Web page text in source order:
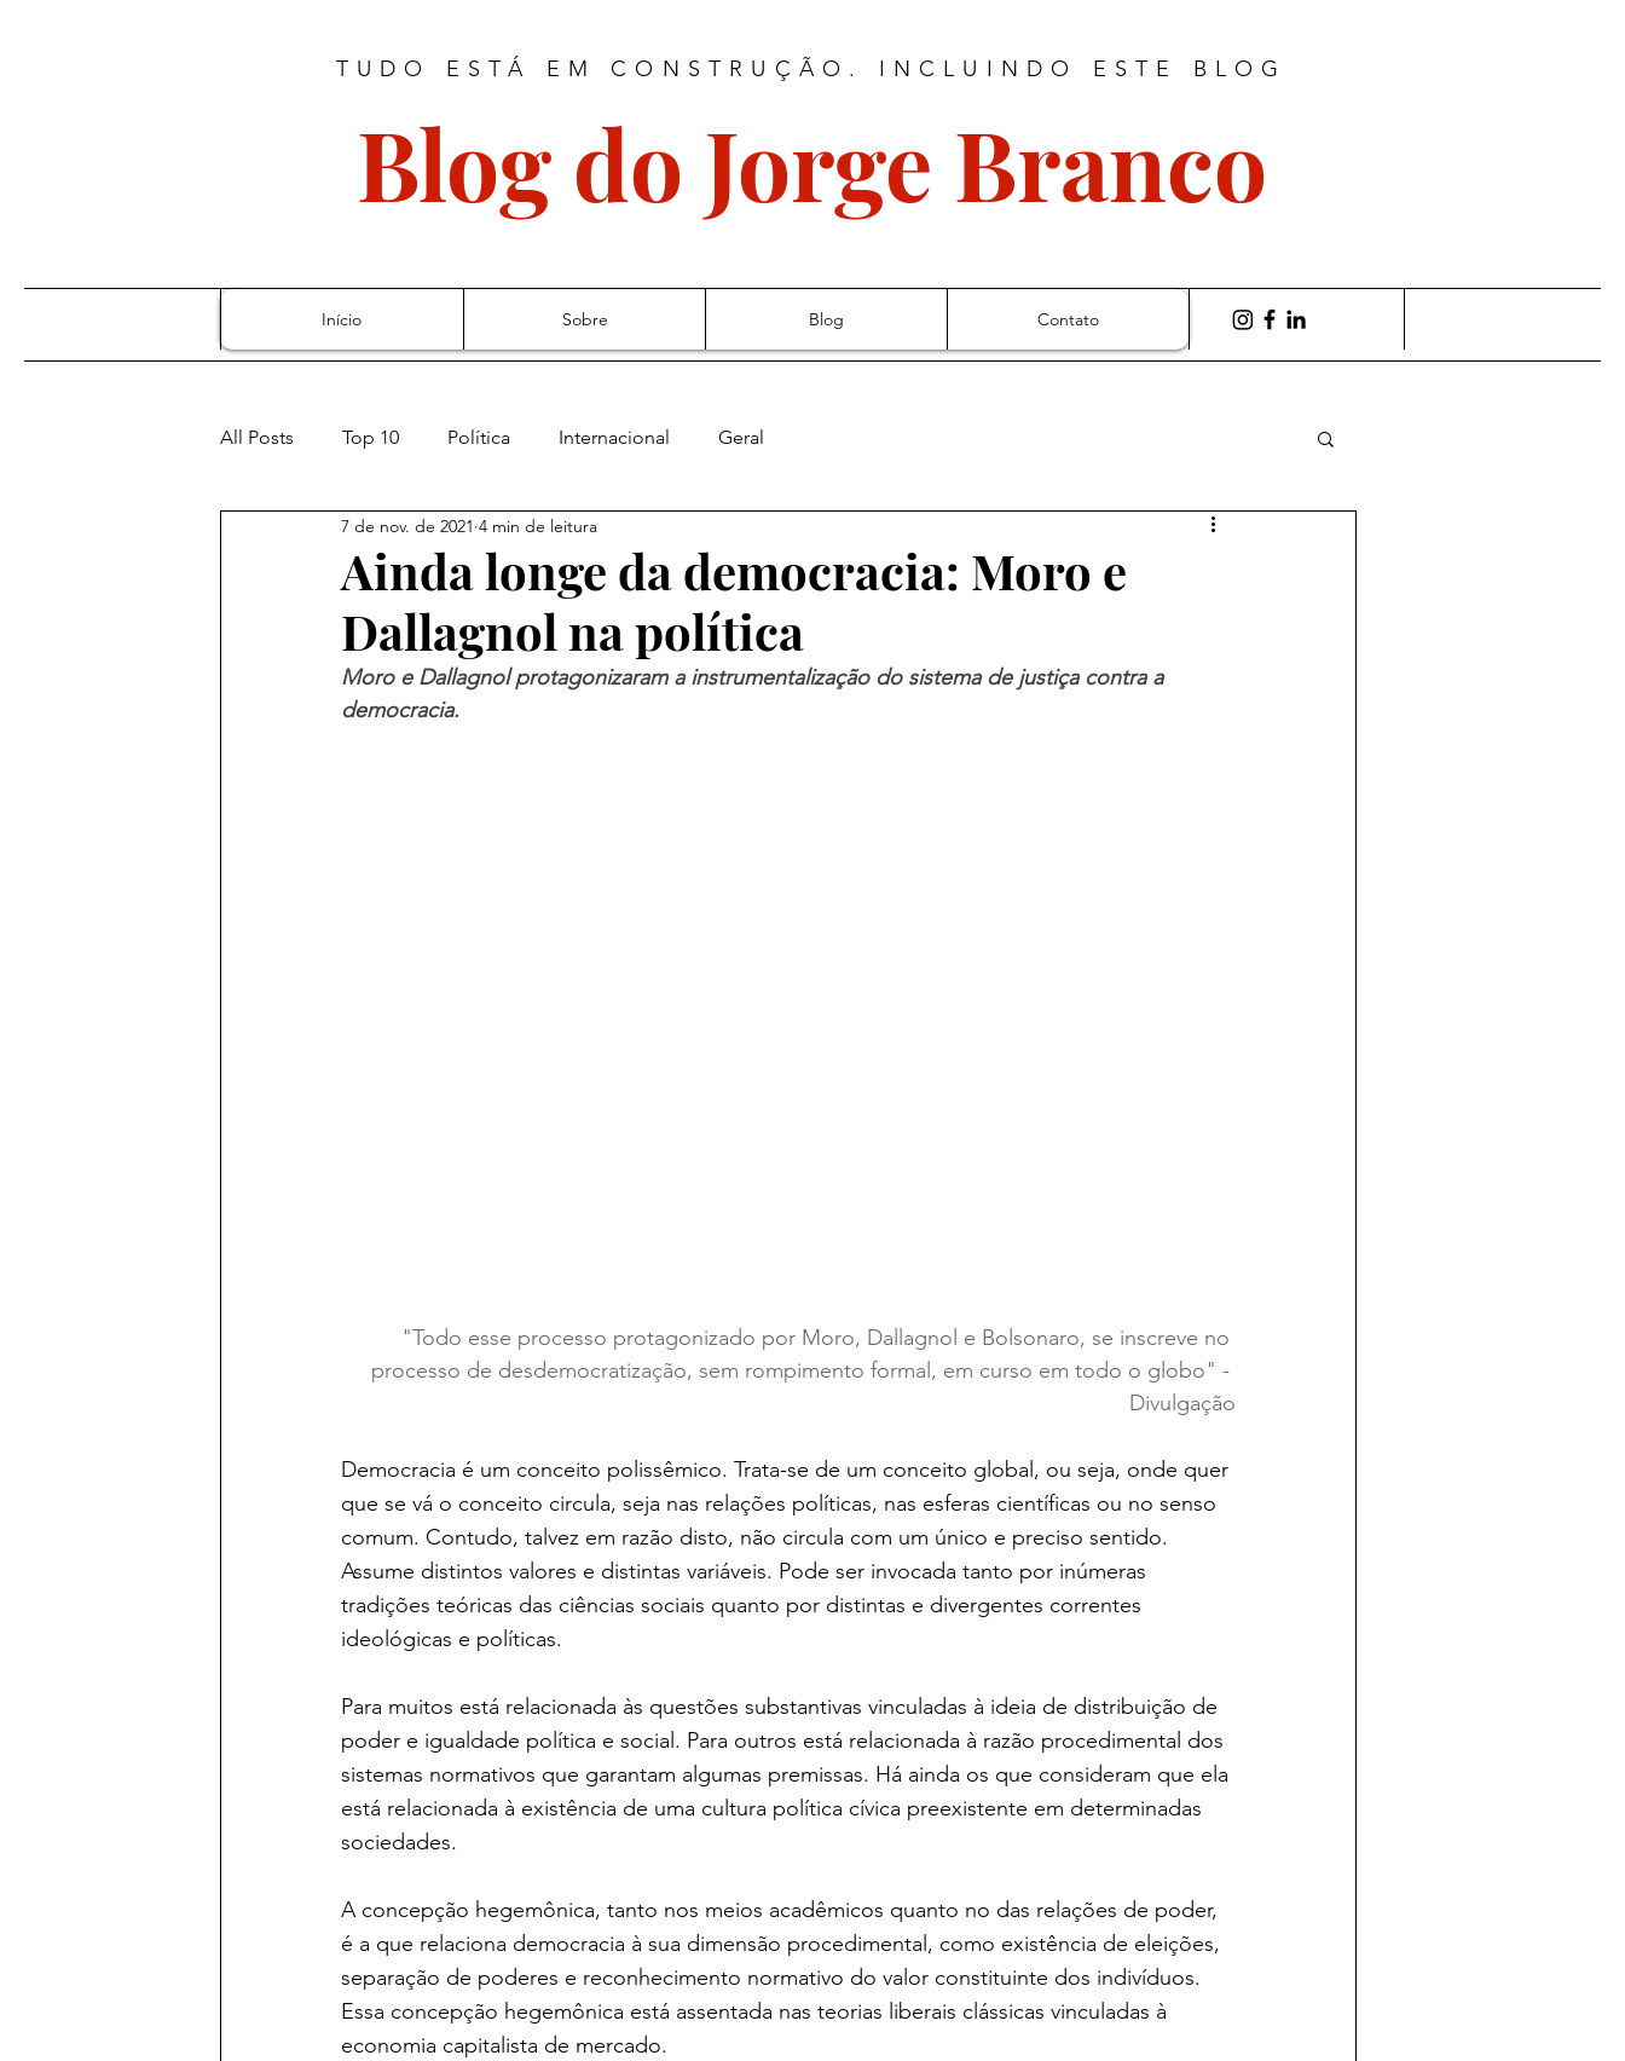
TUDO ESTÁ EM CONSTRUÇÃO. INCLUINDO ESTE BLOG
Blog do Jorge Branco
Início Sobre Blog Contato
All Posts Top 10 Política Internacional Geral
Ainda longe da democracia: Moro e
Dallagnol na política
7 de nov. de 2021 4 min de leitura
Moro e Dallagnol protagonizaram a instrumentalização do sistema de justiça contra a
democracia.
"Todo esse processo protagonizado por Moro, Dallagnol e Bolsonaro, se inscreve no
processo de desdemocratização, sem rompimento formal, em curso em todo o globo" -
Divulgação
Democracia é um conceito polissêmico. Trata-se de um conceito global, ou seja, onde quer
que se vá o conceito circula, seja nas relações políticas, nas esferas científicas ou no senso
comum. Contudo, talvez em razão disto, não circula com um único e preciso sentido.
Assume distintos valores e distintas variáveis. Pode ser invocada tanto por inúmeras
tradições teóricas das ciências sociais quanto por distintas e divergentes correntes
ideológicas e políticas.
Para muitos está relacionada às questões substantivas vinculadas à ideia de distribuição de
poder e igualdade política e social. Para outros está relacionada à razão procedimental dos
sistemas normativos que garantam algumas premissas. Há ainda os que consideram que ela
está relacionada à existência de uma cultura política cívica preexistente em determinadas
sociedades.
A concepção hegemônica, tanto nos meios acadêmicos quanto no das relações de poder,
é a que relaciona democracia à sua dimensão procedimental, como existência de eleições,
separação de poderes e reconhecimento normativo do valor constituinte dos indivíduos.
Essa concepção hegemônica está assentada nas teorias liberais clássicas vinculadas à
economia capitalista de mercado.